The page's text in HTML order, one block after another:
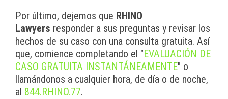
Por último, dejemos que RHINO
Lawyers responder a sus preguntas y revisar los
hechos de su caso con una consulta gratuita. Así
que, comience completando el "EVALUACIÓN DE
CASO GRATUITA INSTANTÁNEAMENTE" o
llamándonos a cualquier hora, de día o de noche,
al 844.RHINO.77.